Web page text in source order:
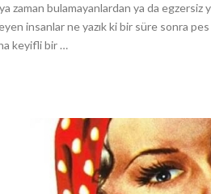
zaman bulamayanlardan ya da egzersiz
insanlar ne yazık ki bir süre sonra
keyifli bir …